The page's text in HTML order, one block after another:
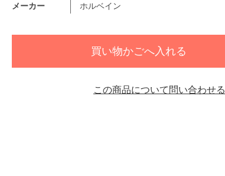
メーカー ホルベイン
買い物かごへ入れる
この商品について問い合わせる